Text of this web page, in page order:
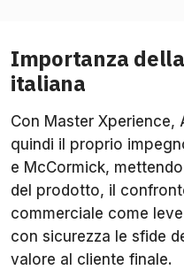
Importanza
italiana
Con Master Xperience,
quindi il proprio
e McCormick,
del prodotto, il
commerciale come
con sicurezza le sfide
valore al cliente finale.